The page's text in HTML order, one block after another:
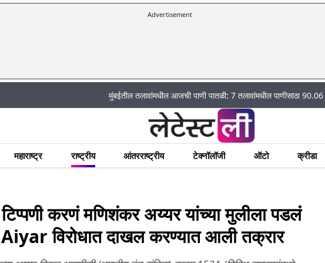
Advertisement
मुंबईतील तलावांमधील आजची पाणी पातळी: 7 तलावांमधील पाणीसाठा 90.06 टक्क्यांवर
महाराष्ट्र राष्ट्रीय आंतरराष्ट्रीय टेक्नॉलॉजी ऑटो क्रीडा
करणं मणिशंकर अय्यर यांच्या मुलीला पडलं
विरोधात दाखल करण्यात आली तक्रार